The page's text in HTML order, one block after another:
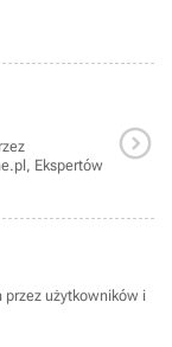
Ekspertów

użytkowników i